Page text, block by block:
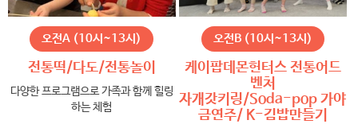
오전A (10시~13시)
전통떡/다도/전통놀이
다양한 프로그램으로 가족과 함께 힐링
하는 체험
오전B (10시~13시)
케이팝데몬헌터스 전통어드
벤처
자개갓키링/Soda-pop 가야
금연주/ K-김밥만들기